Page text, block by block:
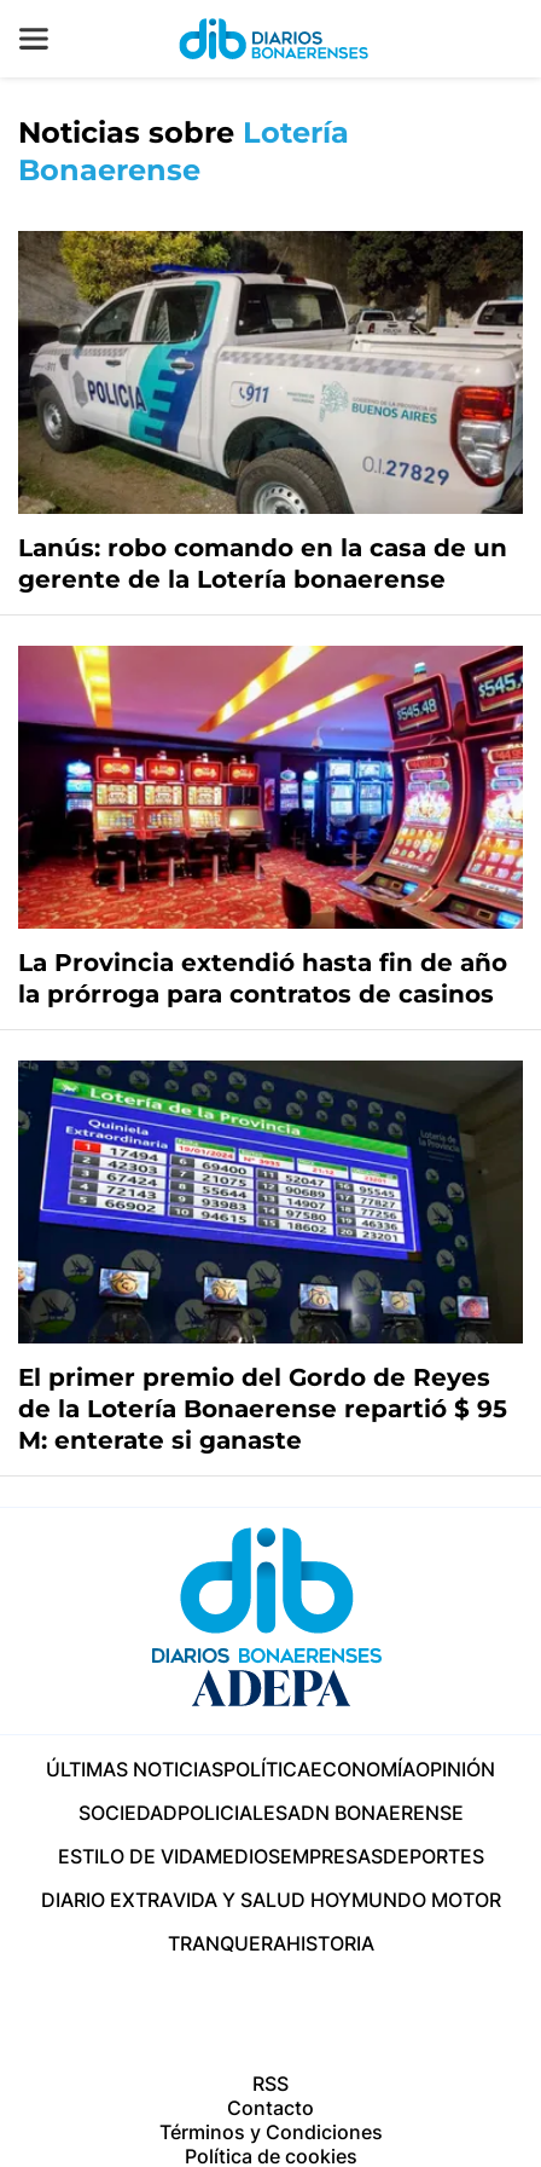
Noticias sobre Lotería
Bonaerense
Lanús: robo comando en la casa de un
gerente de la Lotería bonaerense
La Provincia extendió hasta fin de año
la prórroga para contratos de casinos
El primer premio del Gordo de Reyes
de la Lotería Bonaerense repartió $ 95
M: enterate si ganaste
ÚLTIMAS NOTICIASPOLÍTICAECONOMÍAOPINIÓN
SOCIEDADPOLICIALESADN BONAERENSE
ESTILO DE VIDAMEDIOSEMPRESASDEPORTES
DIARIO EXTRAVIDA Y SALUD HOYMUNDO MOTOR
TRANQUERAHISTORIA
RSS
Contacto
Términos y Condiciones
Política de cookies